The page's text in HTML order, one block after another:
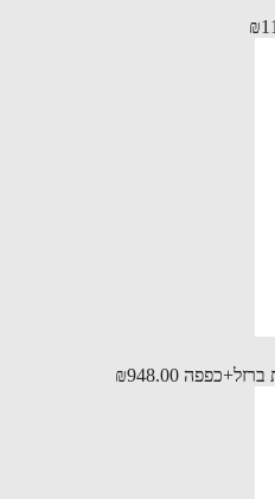
₪948.00